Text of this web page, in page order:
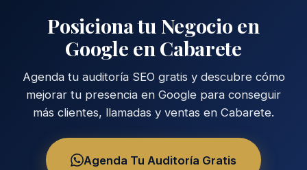
Posiciona tu Negocio en
Google en Cabarete
Agenda tu auditoría SEO gratis y descubre cómo
mejorar tu presencia en Google para conseguir
más clientes, llamadas y ventas en Cabarete.
Agenda Tu Auditoría Gratis